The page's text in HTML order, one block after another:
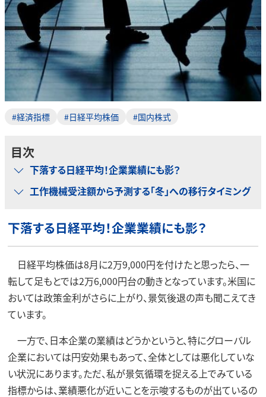
#経済指標 #日経平均株価 #国内株式
目次
下落する日経平均！企業業績にも影？
工作機械受注額から予測する「冬」への移行タイミング
下落する日経平均！企業業績にも影？
日経平均株価は8月に2万9,000円を付けたと思ったら、一
転して足もとでは2万6,000円台の動きとなっています。米国に
おいては政策金利がさらに上がり、景気後退の声も聞こえてき
ています。
一方で、日本企業の業績はどうかというと、特にグローバル
企業においては円安効果もあって、全体としては悪化していな
い状況にあります。ただ、私が景気循環を捉える上でみている
指標からは、業績悪化が近いことを示唆するものが出ているの